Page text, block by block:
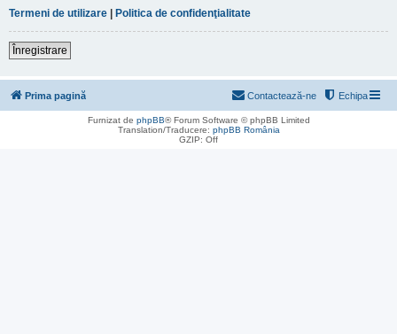
Termeni de utilizare | Politica de confidenţialitate
Înregistrare
Prima pagină Echipa
Contactează-ne
Furnizat de phpBB® Forum Software © phpBB Limited
Translation/Traducere: phpBB România
GZIP: Off